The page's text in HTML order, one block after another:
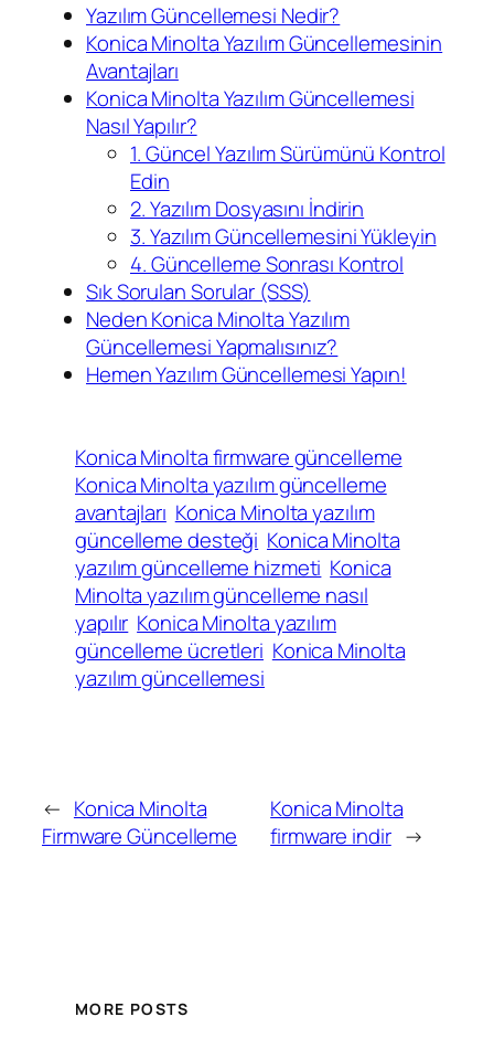
Yazılım Güncellemesi Nedir?
Konica Minolta Yazılım Güncellemesinin
Avantajları
Konica Minolta Yazılım Güncellemesi
Nasıl Yapılır?
1. Güncel Yazılım Sürümünü Kontrol
Edin
2. Yazılım Dosyasını İndirin
3. Yazılım Güncellemesini Yükleyin
4. Güncelleme Sonrası Kontrol
Sık Sorulan Sorular (SSS)
Neden Konica Minolta Yazılım
Güncellemesi Yapmalısınız?
Hemen Yazılım Güncellemesi Yapın!
Konica Minolta firmware güncelleme
Konica Minolta yazılım güncelleme
avantajları Konica Minolta yazılım
güncelleme desteği Konica Minolta
yazılım güncelleme hizmeti Konica
Minolta yazılım güncelleme nasıl
yapılır Konica Minolta yazılım
güncelleme ücretleri Konica Minolta
yazılım güncellemesi
← Konica Minolta
Firmware Güncelleme
Konica Minolta
firmware indir →
MORE POSTS